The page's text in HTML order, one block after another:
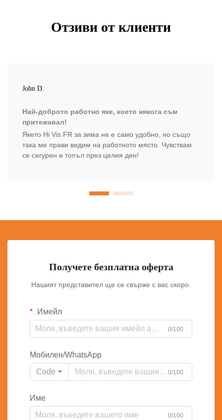
Отзиви от клиенти
John D.
Най-доброто работно яке, което някога съм
притежавал!
Якето Hi Vis FR за зима не е само удобно, но също
така ме прави видим на работното място. Чувствам
се сигурен и топъл през целия ден!
Получете безплатна оферта
Нашият представител ще се свърже с вас скоро.
Имейл
0/100
Мобилен/WhatsApp
Code
0/100
Име
0/100